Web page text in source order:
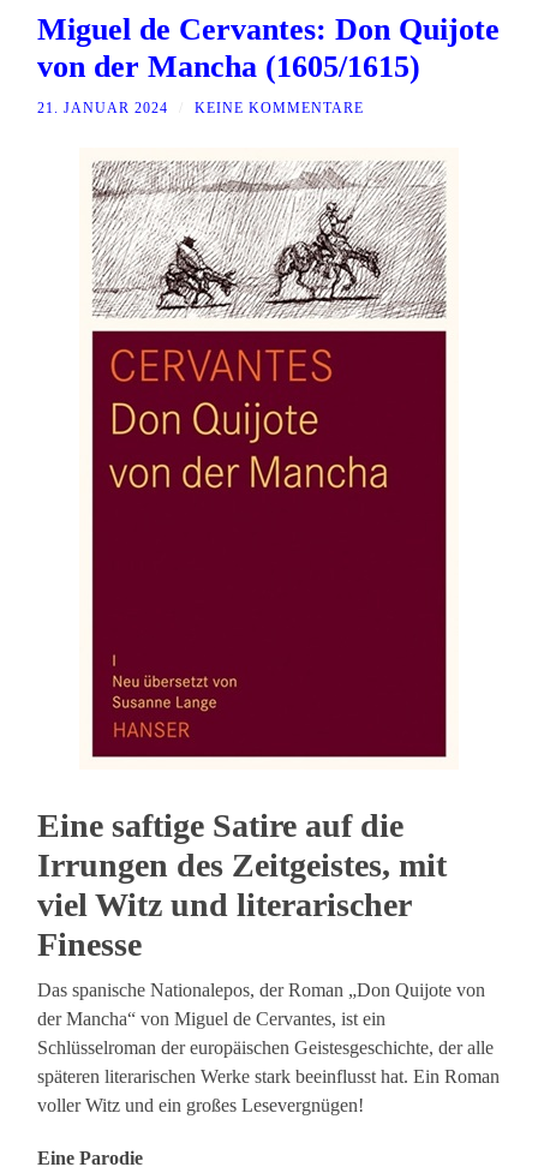
Miguel de Cervantes: Don Quijote
von der Mancha (1605/1615)
21. JANUAR 2024 KEINE KOMMENTARE
Eine saftige Satire auf die
Irrungen des Zeitgeistes, mit
viel Witz und literarischer
Finesse
Das spanische Nationalepos, der Roman „Don Quijote von
der Mancha“ von Miguel de Cervantes, ist ein
Schlüsselroman der europäischen Geistesgeschichte, der alle
späteren literarischen Werke stark beeinflusst hat. Ein Roman
voller Witz und ein großes Lesevergnügen!
Eine Parodie